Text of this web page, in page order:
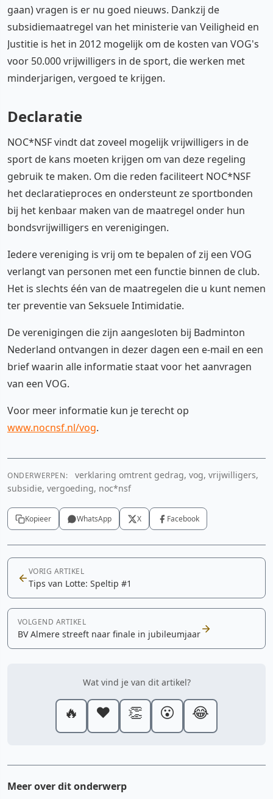
gaan) vragen is er nu goed nieuws. Dankzij de
subsidiemaatregel van het ministerie van Veiligheid en
Justitie is het in 2012 mogelijk om de kosten van VOG's
voor 50.000 vrijwilligers in de sport, die werken met
minderjarigen, vergoed te krijgen.
Declaratie
NOC*NSF vindt dat zoveel mogelijk vrijwilligers in de
sport de kans moeten krijgen om van deze regeling
gebruik te maken. Om die reden faciliteert NOC*NSF
het declaratieproces en ondersteunt ze sportbonden
bij het kenbaar maken van de maatregel onder hun
bondsvrijwilligers en verenigingen.
Iedere vereniging is vrij om te bepalen of zij een VOG
verlangt van personen met een functie binnen de club.
Het is slechts één van de maatregelen die u kunt nemen
ter preventie van Seksuele Intimidatie.
De verenigingen die zijn aangesloten bij Badminton
Nederland ontvangen in dezer dagen een e-mail en een
brief waarin alle informatie staat voor het aanvragen
van een VOG.
Voor meer informatie kun je terecht op
www.nocnsf.nl/vog.
ONDERWERPEN:
verklaring omtrent gedrag, vog, vrijwilligers,
subsidie, vergoeding, noc*nsf
Kopieer WhatsApp X Facebook
VORIG ARTIKEL
Tips van Lotte: Speltip #1
VOLGEND ARTIKEL
BV Almere streeft naar finale in jubileumjaar
Wat vind je van dit artikel?
🔥 ❤️ 👏 😮 😂
Meer over dit onderwerp